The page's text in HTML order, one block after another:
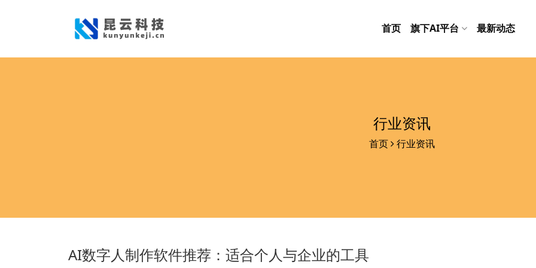
首页 旗下AI平台 最新动态
行业资讯
首页 行业资讯
AI数字人制作软件推荐：适合个人与企业的工具